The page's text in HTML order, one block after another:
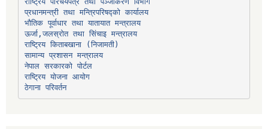
प्रधानमन्त्री तथा मन्त्रिपरिषद्को कार्यालय
भौतिक पूर्वाधार तथा यातायात मन्त्रालय
ऊर्जा,जलस्रोत तथा सिंचाइ मन्त्रालय
सामान्य प्रशासन मन्त्रालय
नेपाल सरकारको पोर्टल
राष्ट्रिय योजना आयोग
ठेगाना परिवर्तन